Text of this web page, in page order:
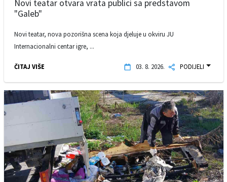
Novi teatar otvara vrata publici sa predstavom
"Galeb"
Novi teatar, nova pozorišna scena koja djeluje u okviru JU
Internacionalni centar igre, ...
ČITAJ VIŠE 03. 8. 2026. PODIJELI